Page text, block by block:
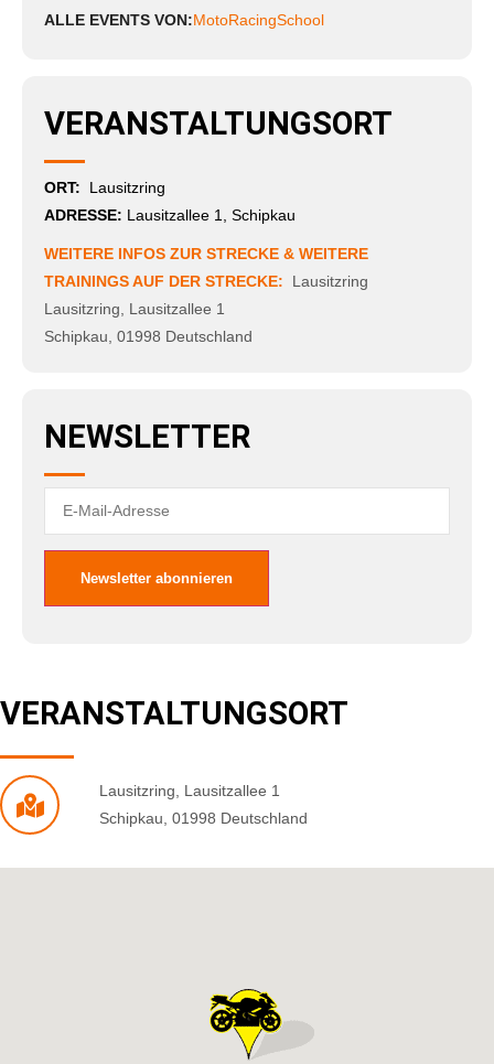
ALLE EVENTS VON:MotoRacingSchool
VERANSTALTUNGSORT
ORT: Lausitzring
ADRESSE: Lausitzallee 1, Schipkau
WEITERE INFOS ZUR STRECKE & WEITERE
TRAININGS AUF DER STRECKE: Lausitzring
Lausitzring
Lausitzallee 1
Schipkau 01998 Deutschland
NEWSLETTER
VERANSTALTUNGSORT
Lausitzring, Lausitzallee 1
Schipkau, 01998 Deutschland